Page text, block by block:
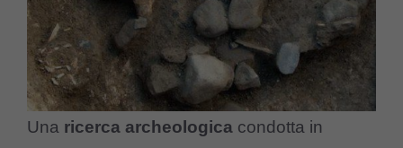
Una ricerca archeologica condotta in